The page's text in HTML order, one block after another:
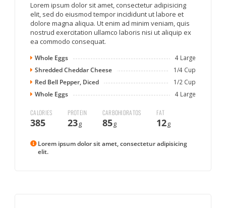
Lorem ipsum dolor sit amet, consectetur adipisicing
elit, sed do eiusmod tempor incididunt ut labore et
dolore magna aliqua. Ut enim ad minim veniam, quis
nostrud exercitation ullamco laboris nisi ut aliquip ex
ea commodo consequat.
Whole Eggs 4 Large
Shredded Cheddar Cheese 1/4 Cup
Red Bell Pepper, Diced 1/2 Cup
Whole Eggs 4 Large
CALORIES
385
PROTEIN
23g
CARBOHIDRATOS
85g
FAT
12g
Lorem ipsum dolor sit amet, consectetur adipisicing
elit.